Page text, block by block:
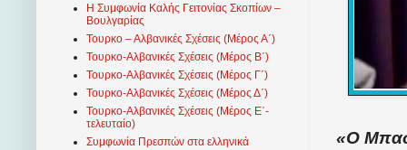
«Ο
Η Συμφωνία Καλής Γειτονίας Σκοπίων –
Βουλγαρίας
Τουρκο – Αλβανικές Σχέσεις (Mέρος Α΄)
Τουρκο-Αλβανικές Σχέσεις (Μέρος Β΄)
Τουρκο-Αλβανικές Σχέσεις (Μέρος Γ΄)
Τουρκο-Αλβανικές Σχέσεις (Μέρος Δ΄)
Τουρκο-Αλβανικές Σχέσεις (Μέρος Ε΄-
τελευταίο)
Συμφωνία Πρεσπών στα ελληνικά